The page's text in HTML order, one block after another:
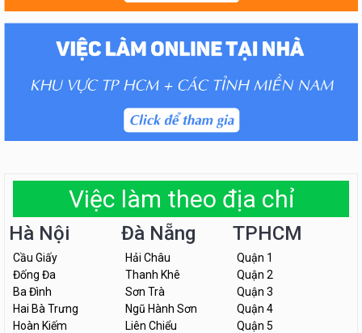
Việc làm theo địa chỉ
Hà Nội
Cầu Giấy
Đống Đa
Ba Đình
Hai Bà Trưng
Hoàn Kiếm
Đà Nẵng
Hải Châu
Thanh Khê
Sơn Trà
Ngũ Hành Sơn
Liên Chiểu
TPHCM
Quận 1
Quận 2
Quận 3
Quận 4
Quận 5